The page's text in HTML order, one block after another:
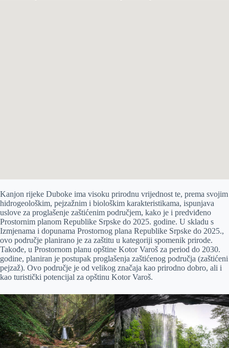
Kanjon rijeke Duboke ima visoku prirodnu vrijednost te, prema svojim
hidrogeološkim, pejzažnim i biološkim karakteristikama, ispunjava
uslove za proglašenje zaštićenim područjem, kako je i predviđeno
Prostornim planom Republike Srpske do 2025. godine. U skladu s
Izmjenama i dopunama Prostornog plana Republike Srpske do 2025.,
ovo područje planirano je za zaštitu u kategoriji spomenik prirode.
Takođe, u Prostornom planu opštine Kotor Varoš za period do 2030.
godine, planiran je postupak proglašenja zaštićenog područja (zaštićeni
pejzaž). Ovo područje je od velikog značaja kao prirodno dobro, ali i
kao turistički potencijal za opštinu Kotor Varoš.